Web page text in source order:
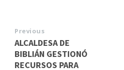
Previous
ALCALDESA DE
BIBLIÁN GESTIONÓ
RECURSOS PARA